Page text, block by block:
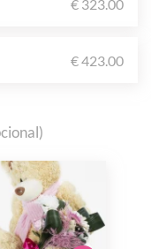
€ 323.00
€ 423.00